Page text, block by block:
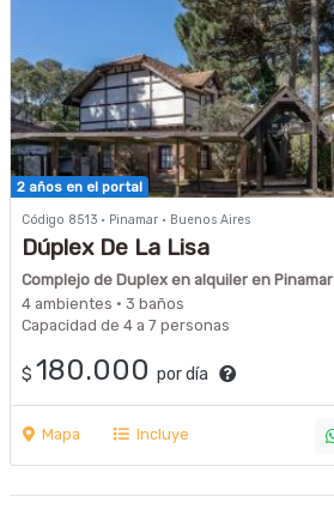
2 años en el portal
Código 8513 · Pinamar · Buenos Aires
Dúplex De La Lisa
Complejo de Duplex en alquiler en Pinamar
4 ambientes · 3 baños
Capacidad de 4 a 7 personas
$ 180.000 por día
Mapa Incluye